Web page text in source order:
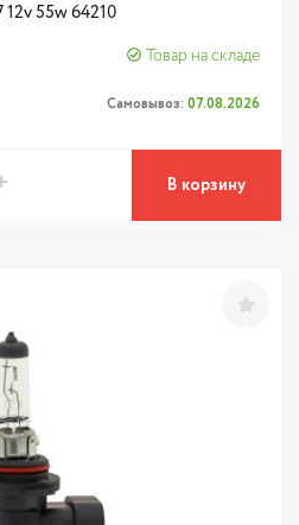
12v 55w 64210
Товар на складе
Самовывоз: 07.08.2026
В корзину